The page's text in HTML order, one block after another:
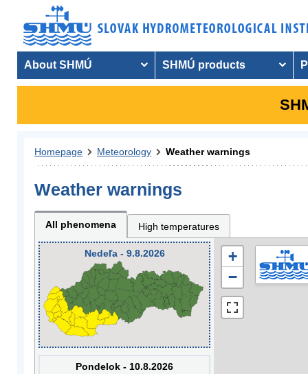
About SHMÚ SHMÚ products
Homepage Meteorology Weather warnings
Weather warnings
All phenomena High temperatures
Nedeľa - 9.8.2026
Pondelok - 10.8.2026
+
−